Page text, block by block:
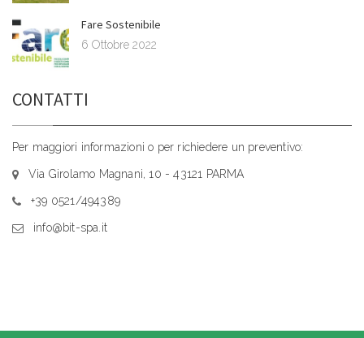
Fare Sostenibile
6 Ottobre 2022
CONTATTI
Per maggiori informazioni o per richiedere un preventivo:
Via Girolamo Magnani, 10 - 43121 PARMA
+39 0521/494389
info@bit-spa.it